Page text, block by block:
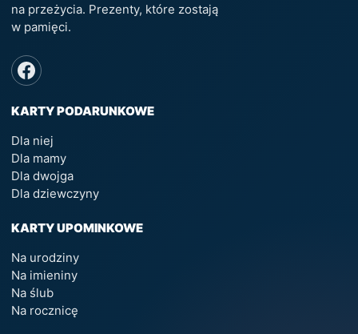
na przeżycia. Prezenty, które zostają
w pamięci.
KARTY PODARUNKOWE
Dla niej
Dla mamy
Dla dwojga
Dla dziewczyny
KARTY UPOMINKOWE
Na urodziny
Na imieniny
Na ślub
Na rocznicę